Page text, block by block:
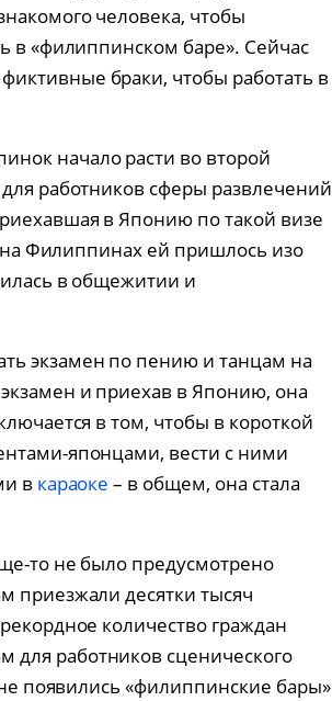
человека, чтобы
в «филиппинском баре». Сейчас
браки, чтобы работать в
начало расти во второй
работников сферы развлечений
в Японию по такой визе
на Филиппинах ей пришлось изо
в общежитии и
экзамен по пению и танцам на
и приехав в Японию, она
в том, чтобы в короткой
японцами, вести с ними
в караоке – в общем, она стала
то не было предусмотрено
приезжали десятки тысяч
количество граждан
работников сценического
появились «филиппинские бары»